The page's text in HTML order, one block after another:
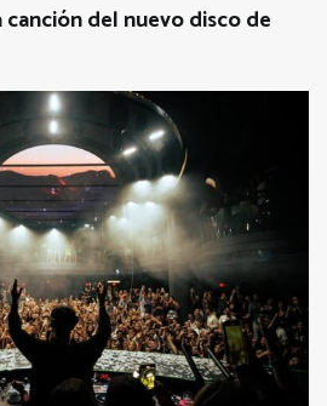
del nuevo disco de